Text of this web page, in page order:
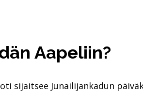
Aapeliin?
sijaitsee Junailijankadun